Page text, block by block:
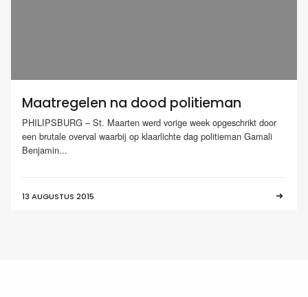
Maatregelen na dood politieman
PHILIPSBURG – St. Maarten werd vorige week opgeschrikt door
een brutale overval waarbij op klaarlichte dag politieman Gamali
Benjamin...
13 AUGUSTUS 2015